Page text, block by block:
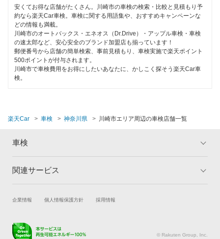
安くてお得な店舗がたくさん。川崎市の車検の検索・比較と見積もり予
約なら楽天Car車検。車検に関する用語集や、おすすめキャンペーンな
どの情報も満載。
川崎市のオートバックス・エネオス（Dr.Drive）・アップル車検・車検
の速太郎など、安心安全のブランド加盟店も揃っています！
郵便番号から店舗の簡単検索、事前見積もり、車検実施で楽天ポイント
500ポイントが付与されます。
川崎市で車検費用をお得にしたいあなたに、かしこく探そう楽天Car車
検。
楽天Car 車検 神奈川県 川崎市エリア周辺の車検店舗一覧
車検
トップ
車検の基礎知識 キャンペーン一覧
関連サービス
試乗・商談 新車購入
キズ修理予約
企業情報 個人情報保護方針 採用情報
© Rakuten Group, Inc.